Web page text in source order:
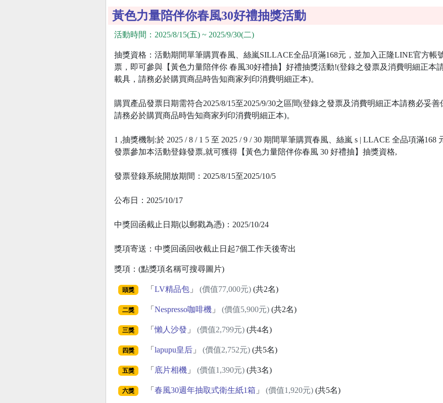
黃色力量陪伴你春風30好禮抽獎活動
活動時間：2025/8/15(五) ~ 2025/9/30(二)
抽獎資格：活動期間單筆購買春風、絲嵐SILLACE全品項滿168元，並加入正隆LINE官方帳
票，即可參與【黃色力量陪伴你 春風30好禮抽】好禮抽獎活動!(登錄之發票及消費明細正本
載具，請務必於購買商品時告知商家列印消費明細正本)。
購買產品發票日期需符合2025/8/15至2025/9/30之區間(登錄之發票及消費明細正本請務必妥
請務必於購買商品時告知商家列印消費明細正本)。
1 ,抽獎機制:於 2025 / 8 / 1 5 至 2025 / 9 / 30 期間單筆購買春風、絲嵐 s | LLACE 全品項滿168
發票參加本活動登錄發票,就可獲得【黃色力量陪伴你春風 30 好禮抽】抽獎資格,
發票登錄系統開放期間：2025/8/15至2025/10/5
公布日：2025/10/17
中獎回函截止日期(以郵戳為憑)：2025/10/24
獎項寄送：中獎回函回收截止日起7個工作天後寄出
獎項：(點獎項名稱可搜尋圖片)
頭獎 「 LV精品包」 (價值77,000元)(共2名)
二獎 「 Nespresso咖啡機」 (價值5,900元)(共2名)
三獎 「懶人沙發 」 (價值2,799元)(共4名)
四獎 「 lapupu皇后」 (價值2,752元)(共5名)
五獎 「 底片相機」 (價值1,390元)(共3名)
六獎 「 春風30週年抽取式衛生紙1箱 」 (價值1,920元)(共5名)